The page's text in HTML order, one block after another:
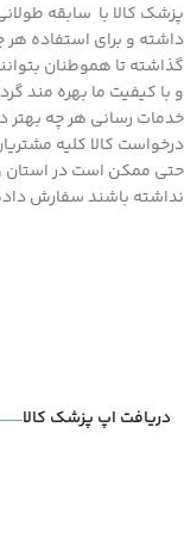
پزشک کالا با سابقه
داشته و برای استفاده
گذاشته تا هموطنان
خدمات رسانی هر چه بهتر
درخواست کالا کلیه
حتی ممکن است در استان و
نداشته باشند سفارش
دریافت اپ پزشک کالا